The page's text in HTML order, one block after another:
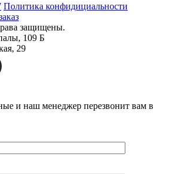
Политика конфидициальности
защищены.
109 Б
29
и наш менеджер перезвонит вам в